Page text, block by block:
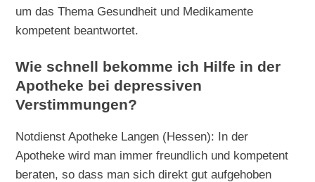
um das Thema Gesundheit und Medikamente
kompetent beantwortet.
Wie schnell bekomme ich Hilfe in der
Apotheke bei depressiven
Verstimmungen?
Notdienst Apotheke Langen (Hessen): In der
Apotheke wird man immer freundlich und kompetent
beraten, so dass man sich direkt gut aufgehoben